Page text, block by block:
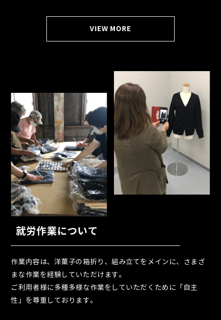
VIEW MORE
就労作業について
作業内容は、洋菓子の箱折り、組み立てをメインに、さまざ
まな作業を経験していただけます。
ご利用者様に多種多様な作業をしていただくために「自主
性」を尊重しております。